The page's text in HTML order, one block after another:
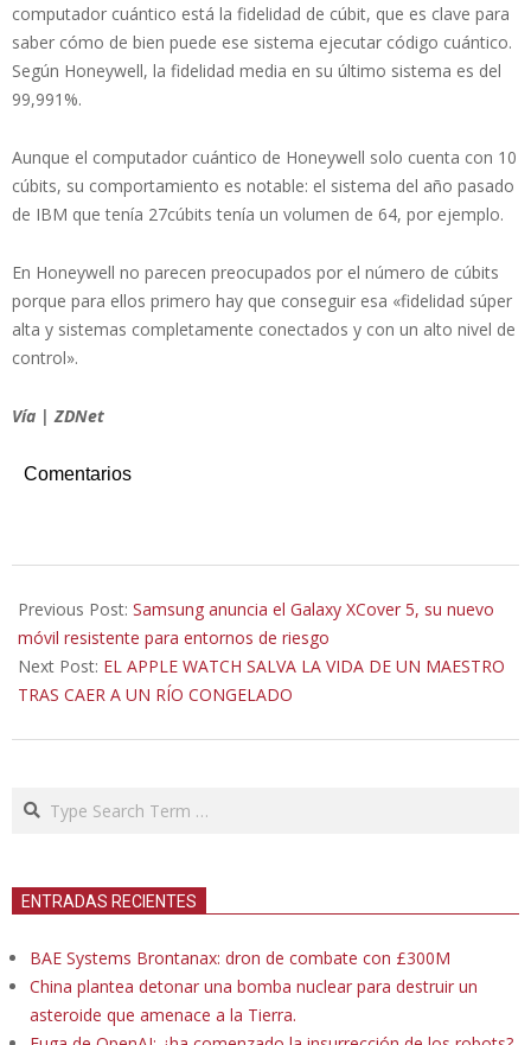
computador cuántico está la fidelidad de cúbit, que es clave para
saber cómo de bien puede ese sistema ejecutar código cuántico.
Según Honeywell, la fidelidad media en su último sistema es del
99,991%.
Aunque el computador cuántico de Honeywell solo cuenta con 10
cúbits, su comportamiento es notable: el sistema del año pasado
de IBM que tenía 27cúbits tenía un volumen de 64, por ejemplo.
En Honeywell no parecen preocupados por el número de cúbits
porque para ellos primero hay que conseguir esa «fidelidad súper
alta y sistemas completamente conectados y con un alto nivel de
control».
Vía | ZDNet
Comentarios
03-
12
Previous Post: Samsung anuncia el Galaxy XCover 5, su nuevo
móvil resistente para entornos de riesgo
Next Post: EL APPLE WATCH SALVA LA VIDA DE UN MAESTRO
TRAS CAER A UN RÍO CONGELADO
Search
ENTRADAS RECIENTES
BAE Systems Brontanax: dron de combate con £300M
China plantea detonar una bomba nuclear para destruir un
asteroide que amenace a la Tierra.